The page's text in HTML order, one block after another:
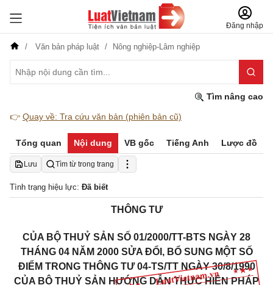
Đăng nhập
Văn bản pháp luật Nông nghiệp-Lâm nghiệp
Tìm nâng cao
👉 Quay về: Tra cứu văn bản (phiên bản cũ)
Tổng quan Nội dung VB gốc Tiếng Anh Lược đồ
Lưu Tìm từ trong trang
Tình trạng hiệu lực: Đã biết
THÔNG TƯ
CỦA BỘ THUỶ SẢN SỐ 01/2000/TT-BTS NGÀY 28
THÁNG 04 NĂM 2000 SỬA ĐỔI, BỔ SUNG MỘT SỐ
ĐIỂM TRONG THÔNG TƯ 04-TS/TT NGÀY 30/8/1990
CỦA BỘ THUỶ SẢN HƯỚNG DẪN THỰC HIỆN PHÁP